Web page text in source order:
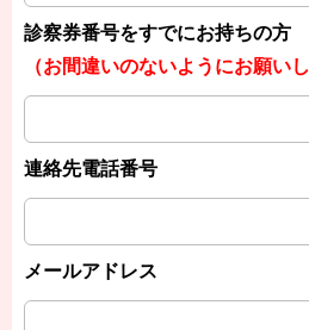
診察券番号をすでにお持ちの方
（お間違いのないようにお願いし
連絡先電話番号
メールアドレス